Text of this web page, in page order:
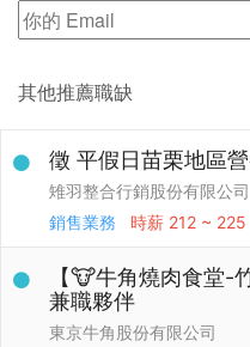
其他推薦職缺
徵 平假日苗栗地區
雉羽整合行銷股份有限公司
銷售業務
時薪 212 ~ 225
【🐮牛角燒肉食堂-
兼職夥伴
東京牛角股份有限公司